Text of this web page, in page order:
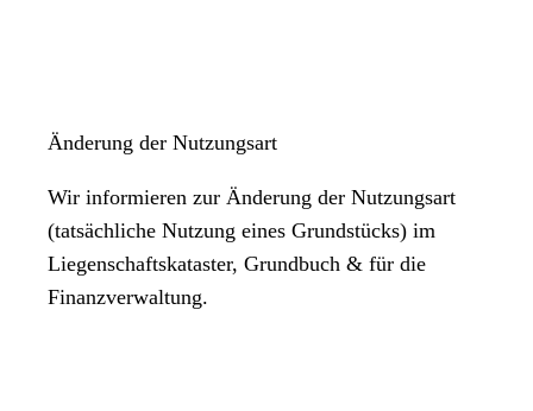
Änderung der Nutzungsart
Wir informieren zur Änderung der Nutzungsart
(tatsächliche Nutzung eines Grundstücks) im
Liegenschaftskataster, Grundbuch & für die
Finanzverwaltung.